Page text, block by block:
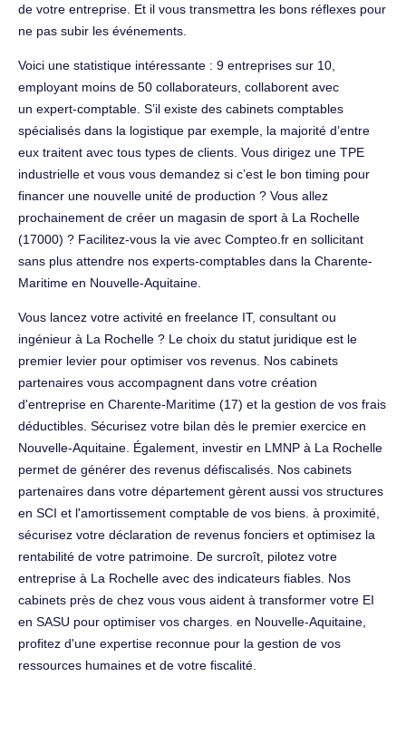
de votre entreprise. Et il vous transmettra les bons réflexes pour
ne pas subir les événements.
Voici une statistique intéressante : 9 entreprises sur 10,
employant moins de 50 collaborateurs, collaborent avec
un expert-comptable. S’il existe des cabinets comptables
spécialisés dans la logistique par exemple, la majorité d’entre
eux traitent avec tous types de clients. Vous dirigez une TPE
industrielle et vous vous demandez si c’est le bon timing pour
financer une nouvelle unité de production ? Vous allez
prochainement de créer un magasin de sport à La Rochelle
(17000) ? Facilitez-vous la vie avec Compteo.fr en sollicitant
sans plus attendre nos experts-comptables dans la Charente-
Maritime en Nouvelle-Aquitaine.
Vous lancez votre activité en freelance IT, consultant ou
ingénieur à La Rochelle ? Le choix du statut juridique est le
premier levier pour optimiser vos revenus. Nos cabinets
partenaires vous accompagnent dans votre création
d'entreprise en Charente-Maritime (17) et la gestion de vos frais
déductibles. Sécurisez votre bilan dès le premier exercice en
Nouvelle-Aquitaine. Également, investir en LMNP à La Rochelle
permet de générer des revenus défiscalisés. Nos cabinets
partenaires dans votre département gèrent aussi vos structures
en SCI et l'amortissement comptable de vos biens. à proximité,
sécurisez votre déclaration de revenus fonciers et optimisez la
rentabilité de votre patrimoine. De surcroît, pilotez votre
entreprise à La Rochelle avec des indicateurs fiables. Nos
cabinets près de chez vous vous aident à transformer votre EI
en SASU pour optimiser vos charges. en Nouvelle-Aquitaine,
profitez d'une expertise reconnue pour la gestion de vos
ressources humaines et de votre fiscalité.